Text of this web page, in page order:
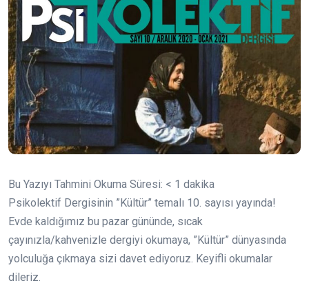
Bu Yazıyı Tahmini Okuma Süresi: < 1 dakika
Psikolektif Dergisinin ”Kültür” temalı 10. sayısı yayında!
Evde kaldığımız bu pazar gününde, sıcak
çayınızla/kahvenizle dergiyi okumaya, ”Kültür” dünyasında
yolculuğa çıkmaya sizi davet ediyoruz. Keyifli okumalar
dileriz.